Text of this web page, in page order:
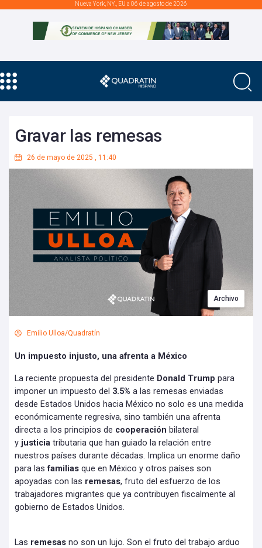
Nueva York, NY., EU a 06 de agosto de 2026
Gravar las remesas
26 de mayo de 2025 , 11:40
Archivo
Emilio Ulloa/Quadratín
Un impuesto injusto, una afrenta a México
La reciente propuesta del presidente Donald Trump para
imponer un impuesto del 3.5% a las remesas enviadas
desde Estados Unidos hacia México no solo es una medida
económicamente regresiva, sino también una afrenta
directa a los principios de cooperación bilateral
y justicia tributaria que han guiado la relación entre
nuestros países durante décadas. Implica un enorme daño
para lasfamilias que en México y otros países son
apoyadas con las remesas, fruto del esfuerzo de los
trabajadores migrantes que ya contribuyen fiscalmente al
gobierno de Estados Unidos.
Las remesas no son un lujo. Son el fruto del trabajo arduo